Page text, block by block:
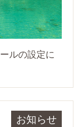
ルの設定に
お知らせ